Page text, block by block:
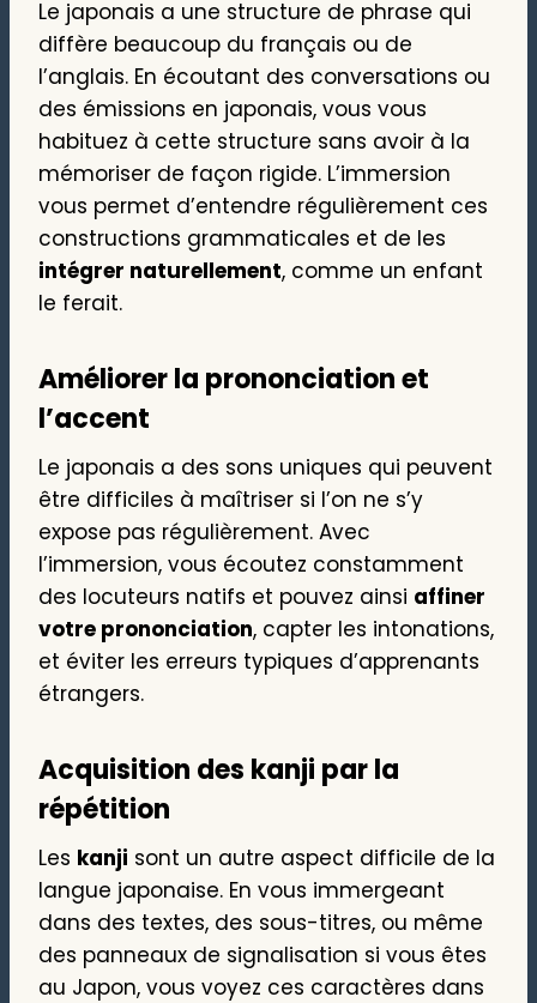
Le japonais a une structure de phrase qui
diffère beaucoup du français ou de
l’anglais. En écoutant des conversations ou
des émissions en japonais, vous vous
habituez à cette structure sans avoir à la
mémoriser de façon rigide. L’immersion
vous permet d’entendre régulièrement ces
constructions grammaticales et de les
intégrer naturellement, comme un enfant
le ferait.
Améliorer la prononciation et
l’accent
Le japonais a des sons uniques qui peuvent
être difficiles à maîtriser si l’on ne s’y
expose pas régulièrement. Avec
l’immersion, vous écoutez constamment
des locuteurs natifs et pouvez ainsi affiner
votre prononciation, capter les intonations,
et éviter les erreurs typiques d’apprenants
étrangers.
Acquisition des kanji par la
répétition
Les kanji sont un autre aspect difficile de la
langue japonaise. En vous immergeant
dans des textes, des sous-titres, ou même
des panneaux de signalisation si vous êtes
au Japon, vous voyez ces caractères dans